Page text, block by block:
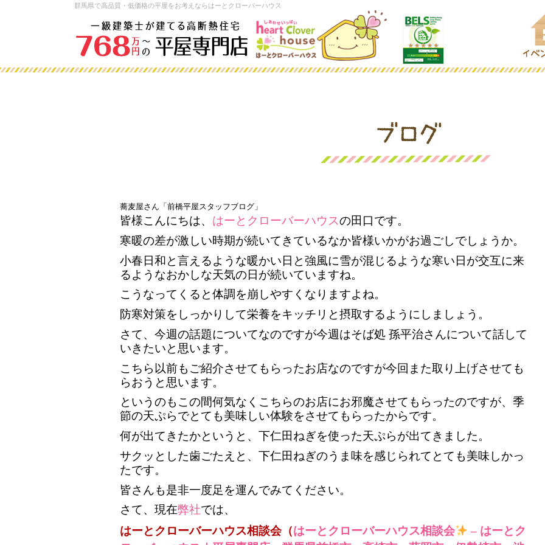
群馬県で高品質・低価格の平屋をお考えならはーとクローバーハウス
蕎麦屋さん「前橋平屋スタッフブログ」
皆様こんにちは、 はーとクローバーハウスの田口です。
寒暖の差が激しい時期が続いてきているなか皆様いかがお過ごしでしょうか。
小春日和と言えるような暖かい日と強風に雪が混じるような寒い日が交互に来
るようなおかしな天気の日が続いていますね。
こうなってくると体調を崩しやすくなりますよね。
防寒対策をしっかりして栄養をキッチリと摂取するようにしましょう。
さて、今週の話題についてなのですが今週はそば処 孫平治さんについて話して
いきたいと思います。
こちら以前もご紹介させてもらったお店なのですが今回また取り上げさせても
らおうと思います。
というのもこの間何気なくこちらのお店にお邪魔させてもらったのですが、季
節の天ぷらでとても美味しい体験をさせてもらったからです。
何が出てきたかというと、下仁田ねぎを使った天ぷらが出てきました。
サクッとした歯ごたえと、下仁田ねぎのうま味を感じられてとても美味しかっ
たです。
皆さんも是非一度足を運んでみてください。
さて、現在弊社では、
はーとクローバーハウス相談会（はーとクローバーハウス相談会
– はーとク